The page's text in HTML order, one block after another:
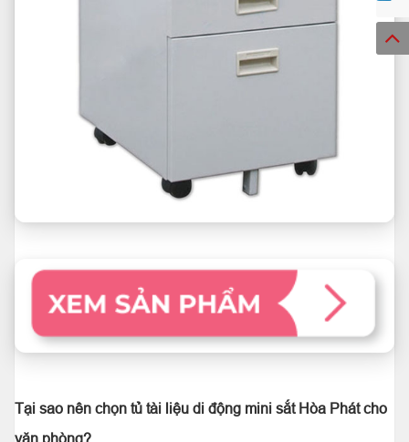
Tại sao nên chọn tủ tài liệu di động mini sắt Hòa Phát cho
văn phòng?